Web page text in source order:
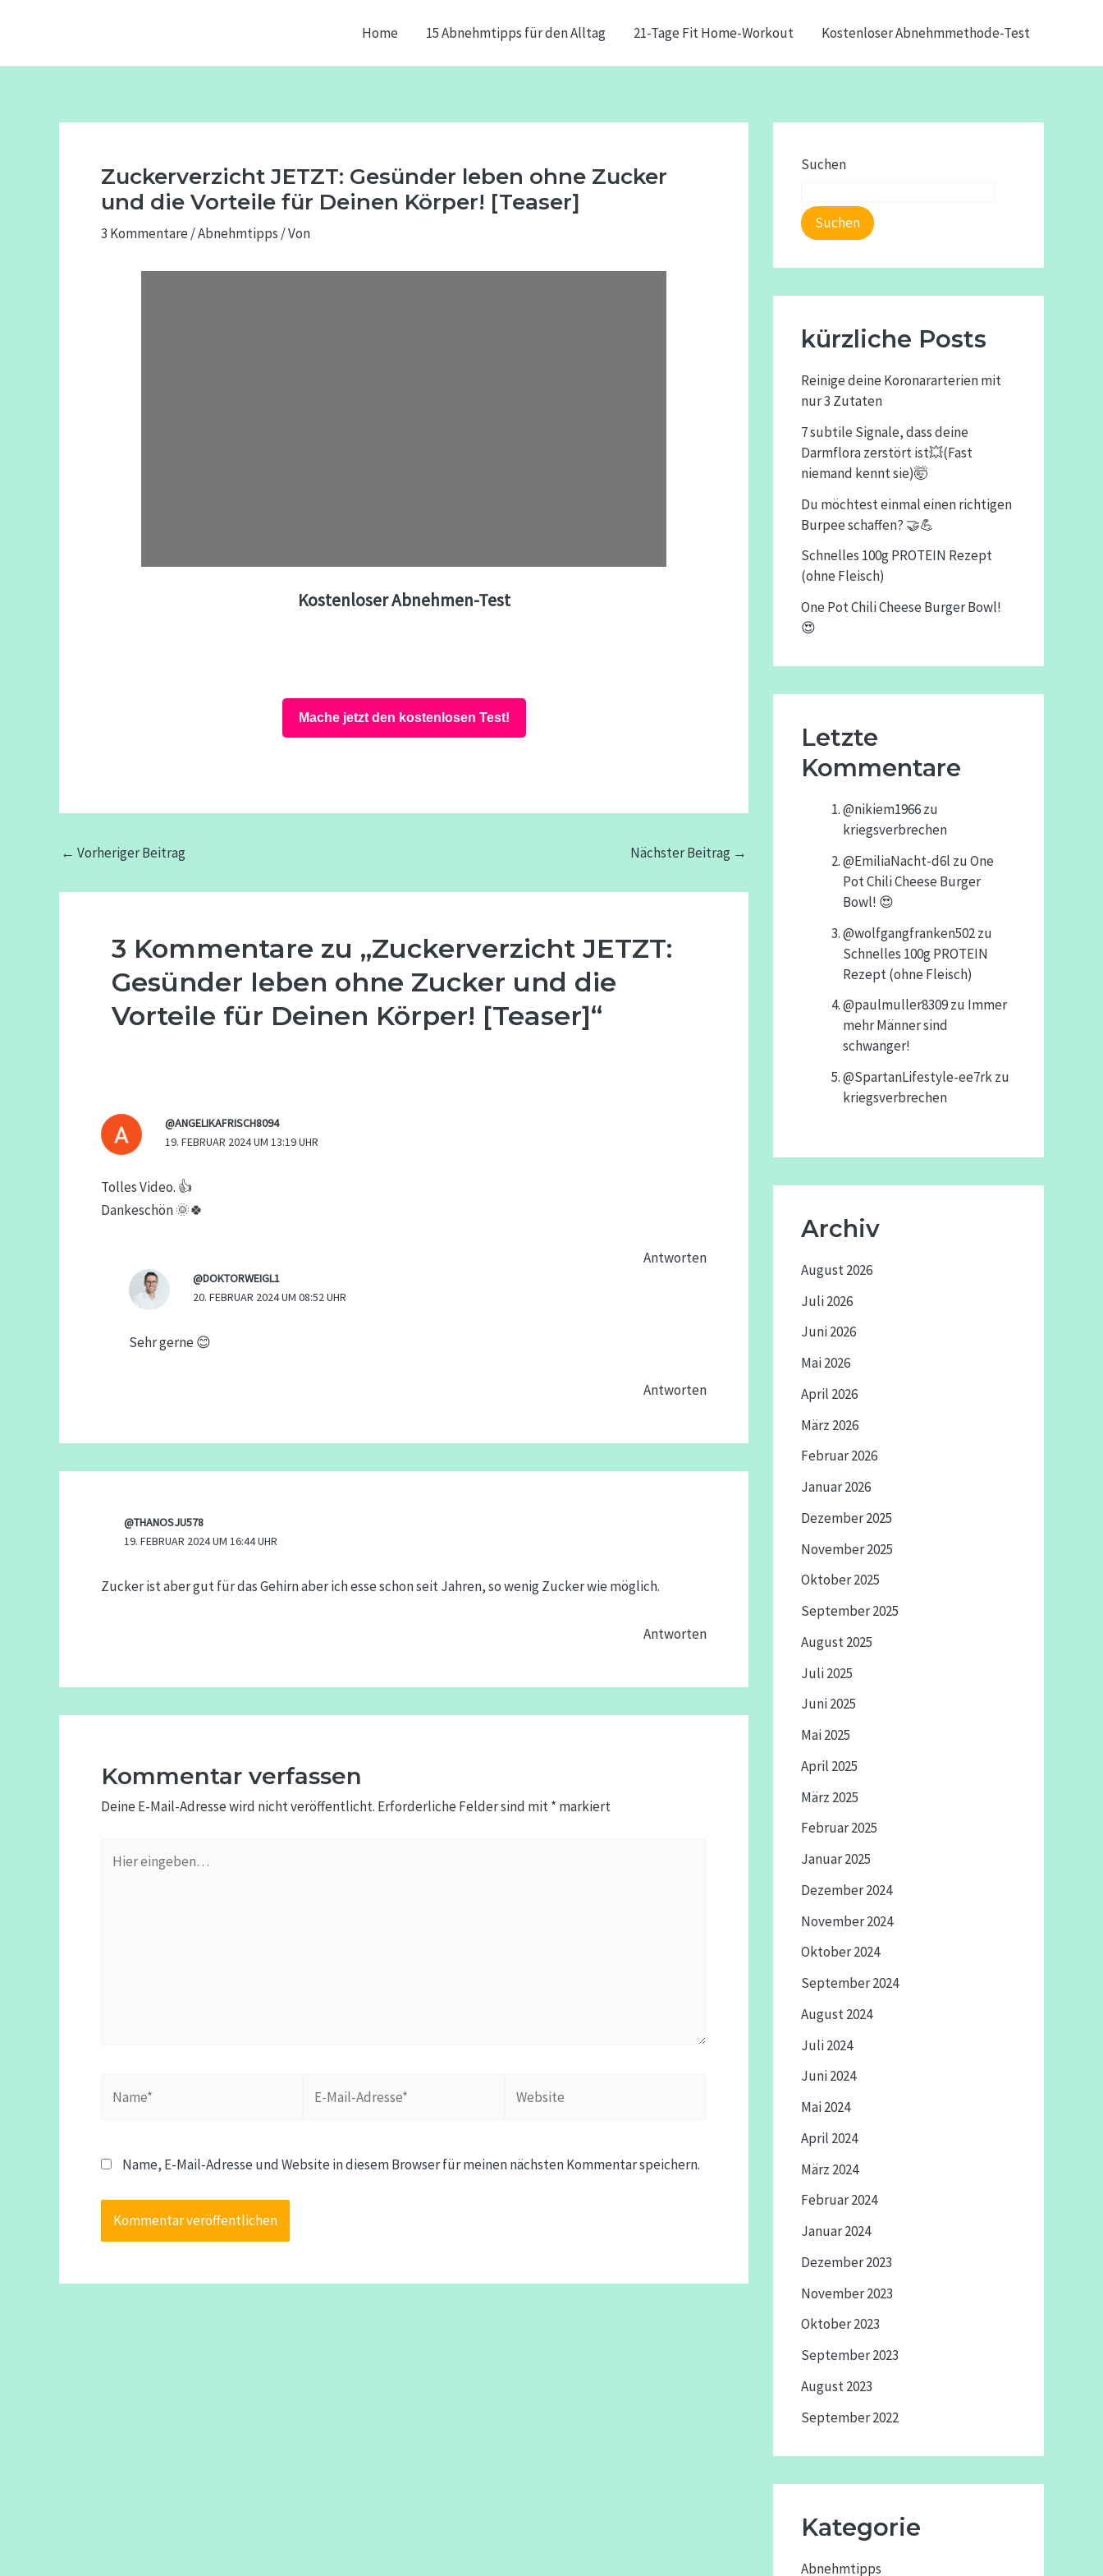
Home 15 Abnehmtipps für den Alltag 21-Tage Fit Home-Workout Kostenloser Abnehmmethode-Test
Zuckerverzicht JETZT: Gesünder leben ohne Zucker
und die Vorteile für Deinen Körper! [Teaser]
3 Kommentare /Abnehmtipps / Von
Kostenloser Abnehmen-Test
Mache jetzt den kostenlosen Test!
← Vorheriger Beitrag Nächster Beitrag →
3 Kommentare zu „Zuckerverzicht JETZT:
Gesünder leben ohne Zucker und die
Vorteile für Deinen Körper! [Teaser]“
@ANGELIKAFRISCH8094
19. FEBRUAR 2024 UM 13:19 UHR
Tolles Video. 👍
Dankeschön 🌞🍀
Antworten
@DOKTORWEIGL1
20. FEBRUAR 2024 UM 08:52 UHR
Sehr gerne 😊
Antworten
@THANOSJU578
19. FEBRUAR 2024 UM 16:44 UHR
Zucker ist aber gut für das Gehirn aber ich esse schon seit Jahren, so wenig Zucker wie möglich.
Antworten
Kommentar verfassen
Deine E-Mail-Adresse wird nicht veröffentlicht. Erforderliche Felder sind mit* markiert
eingeben…
Mail-
Name, E-Mail-Adresse und Website in diesem Browser für meinen nächsten Kommentar speichern.
Suchen
Suchen
kürzliche Posts
Reinige deine Koronararterien mit
nur 3 Zutaten
7 subtile Signale, dass deine
Darmflora zerstört ist💥(Fast
niemand kennt sie)🤯
Du möchtest einmal einen richtigen
Burpee schaffen? 🤝💪
Schnelles 100g PROTEIN Rezept
(ohne Fleisch)
One Pot Chili Cheese Burger Bowl!
😍
Letzte
Kommentare
@nikiem1966zu
kriegsverbrechen
@EmiliaNacht-d6l zuOne
Pot Chili Cheese Burger
Bowl! 😍
@wolfgangfranken502zu
Schnelles 100g PROTEIN
Rezept (ohne Fleisch)
@paulmuller8309zu Immer
mehr Männer sind
schwanger!
@SpartanLifestyle-ee7rkzu
kriegsverbrechen
Archiv
August 2026
Juli 2026
Juni 2026
Mai 2026
April 2026
März 2026
Februar 2026
Januar 2026
Dezember 2025
November 2025
Oktober 2025
September 2025
August 2025
Juli 2025
Juni 2025
Mai 2025
April 2025
März 2025
Februar 2025
Januar 2025
Dezember 2024
November 2024
Oktober 2024
September 2024
August 2024
Juli 2024
Juni 2024
Mai 2024
April 2024
März 2024
Februar 2024
Januar 2024
Dezember 2023
November 2023
Oktober 2023
September 2023
August 2023
September 2022
Kategorie
Abnehmtipps